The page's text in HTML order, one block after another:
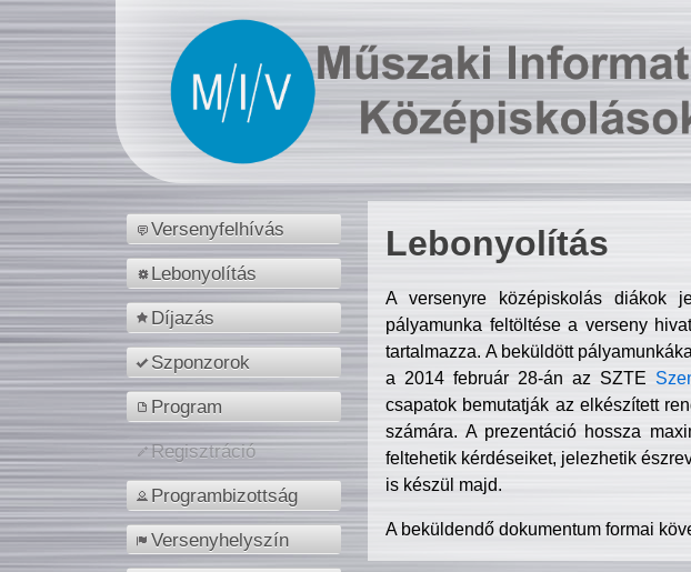
Versenyfelhívás
Lebonyolítás
Díjazás
Szponzorok
Program
Regisztráció
Programbizottság
Versenyhelyszín
Lebonyolítás
A versenyre középiskolás diákok
pályamunka feltöltése a verseny
tartalmazza. A beküldött
a 2014 február 28-án az SZTE
csapatok bemutatják az elkészített
számára. A prezentáció hossza
feltehetik kérdéseiket, jelezhetik
is készül majd.
A beküldendő dokumentum formai